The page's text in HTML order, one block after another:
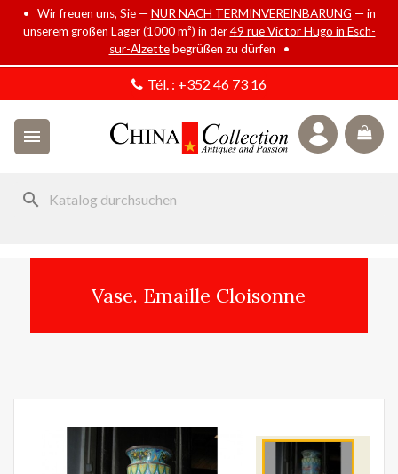
• Wir freuen uns, Sie — NUR NACH TERMINVEREINBARUNG — in
unserem großen Lager (1000 m²) in der49 rue Victor Hugo in Esch-
sur-Alzettebegrüßen zu dürfen •
Tél. : +352 46 73 16

search
Vase. Emaille Cloisonne